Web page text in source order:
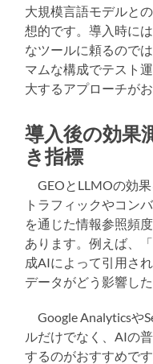
大規模言語モデルと
想的です。導入時に
なツールに頼るので
マムな構成でテスト
大するアプローチがお
導入後の効果
き指標
GEOとLLMOの効
トラフィックやコン
を通じた情報参照頻
あります。例えば、
成AIによって引用さ
データがどう影響し
Google Analyticsや
ルだけでなく、AIの
するのがおすすめで